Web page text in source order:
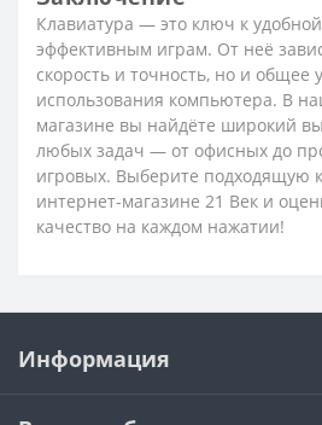
Клавиатура — это ключ к
эффективным играм. От неё
скорость и точность, но и общее
использования компьютера. В
магазине вы найдёте широкий
любых задач — от офисных до
игровых. Выберите подходящую
интернет-магазине 21 Век и
качество на каждом нажатии!
Информация